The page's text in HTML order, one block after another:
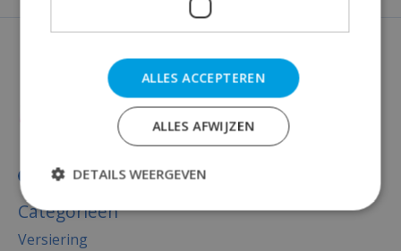
Categorieën
Versiering
ALLES ACCEPTEREN
ALLES AFWIJZEN
DETAILS WEERGEVEN